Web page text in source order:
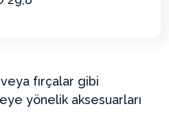
fırçalar gibi
yönelik aksesuarları